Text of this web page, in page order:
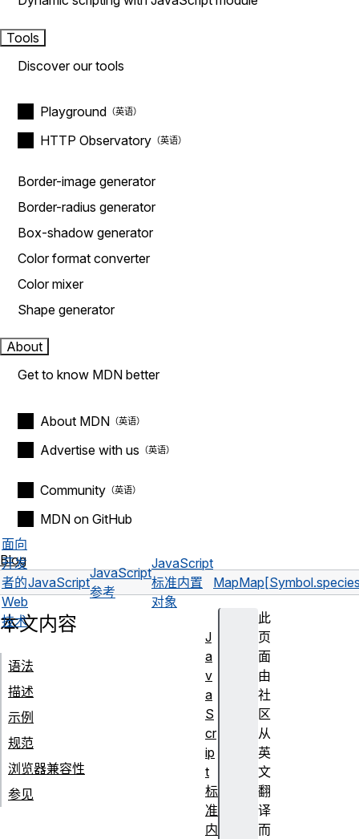
Tools
Discover our tools
Playground
HTTP Observatory
Border-image generator
Border-radius generator
Box-shadow generator
Color format converter
Color mixer
Shape generator
About
Get to know MDN better
About MDN
Advertise with us
Community
MDN on GitHub
Blog
面向
开发
者的
Web
技术
JavaScript
JavaScript
参考
JavaScript
标准内置
对象
Map
此
页
面
由
社
区
从
英
文
翻
译
而
本文内容
语法
描述
示例
规范
浏览器兼容性
参见
J
a
v
a
S
cr
ip
t
标
准
内